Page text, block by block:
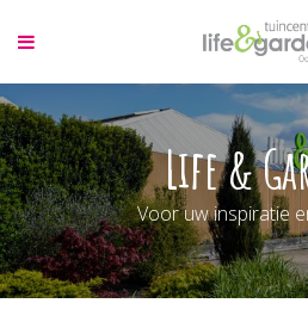
a
a
r
c
o
n
t
e
n
Life &
Voor uw inspiratie